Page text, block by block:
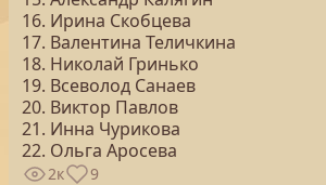
16. Ирина Скобцева
17. Валентина Теличкина
18. Николай Гринько
19. Всеволод Санаев
20. Виктор Павлов
21. Инна Чурикова
22. Ольга Аросева
2к 9